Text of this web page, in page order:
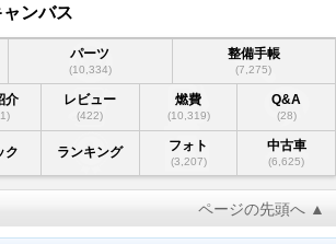
ンバス
パーツ
(10,334)
整備手帳
(7,275)
介 レビュー
(422)
燃費
(10,319)
Q&A
(28)
ク ランキング フォト
(3,207)
中古車
(6,625)
ページの先頭へ ▲